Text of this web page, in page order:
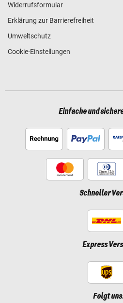
Widerrufsformular
Erklärung zur Barrierefreiheit
Umweltschutz
Cookie-Einstellungen
Einfache und
Schneller
Express
Folgt